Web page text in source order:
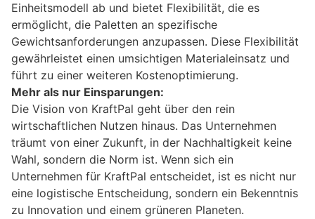
Einheitsmodell ab und bietet Flexibilität, die es
ermöglicht, die Paletten an spezifische
Gewichtsanforderungen anzupassen. Diese Flexibilität
gewährleistet einen umsichtigen Materialeinsatz und
führt zu einer weiteren Kostenoptimierung.
Mehr als nur Einsparungen:
Die Vision von KraftPal geht über den rein
wirtschaftlichen Nutzen hinaus. Das Unternehmen
träumt von einer Zukunft, in der Nachhaltigkeit keine
Wahl, sondern die Norm ist. Wenn sich ein
Unternehmen für KraftPal entscheidet, ist es nicht nur
eine logistische Entscheidung, sondern ein Bekenntnis
zu Innovation und einem grüneren Planeten.